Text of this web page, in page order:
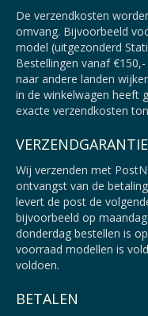
De verzendkosten
omvang. Bijvoorbeeld
model (uitgezonderd
Bestellingen vanaf
naar andere landen
in de winkelwagen heeft
exacte verzendkosten
VERZENDGARANTIE
Wij verzenden met
ontvangst van de
levert de post de
bijvoorbeeld op
donderdag bestellen is
voorraad modellen is
voldoen.
BETALEN